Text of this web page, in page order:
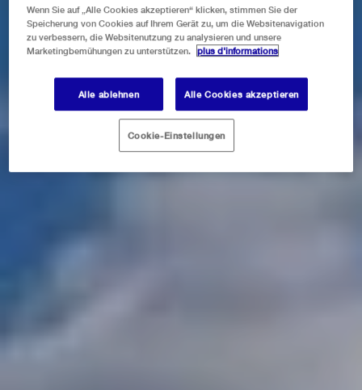
Wenn Sie auf „Alle Cookies akzeptieren“ klicken, stimmen Sie der
Speicherung von Cookies auf Ihrem Gerät zu, um die Websitenavigation
zu verbessern, die Websitenutzung zu analysieren und unsere
Marketingbemühungen zu unterstützen.
plus d'informations
Alle ablehnen Alle Cookies akzeptieren
Cookie-Einstellungen